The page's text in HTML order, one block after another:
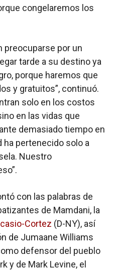
congelaremos los
preocuparse por un
tarde a su destino ya
porque haremos que
y gratuitos”, continuó.
solo en los costos
en las vidas que
demasiado tiempo en
ha pertenecido solo a
Nuestro
con las palabras de
de Mamdani, la
Cortez (D-NY), así
de Jumaane Williams
defensor del pueblo
y de Mark Levine, el